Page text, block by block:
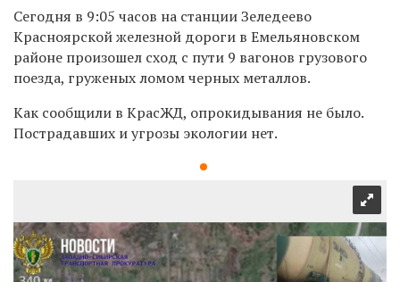
Сегодня в 9:05 часов на станции Зеледеево
Красноярской железной дороги в Емельяновском
районе произошел сход с пути 9 вагонов грузового
поезда, груженыхломом черных металлов.
Как сообщили в КрасЖД, опрокидывания не было.
Пострадавших и угрозы экологии нет.